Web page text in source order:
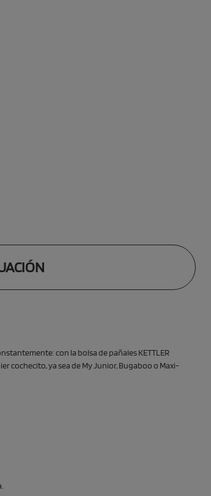
con la bolsa de pañales KETTLER
cochecito, ya sea de My Junior, Bugaboo o Maxi-